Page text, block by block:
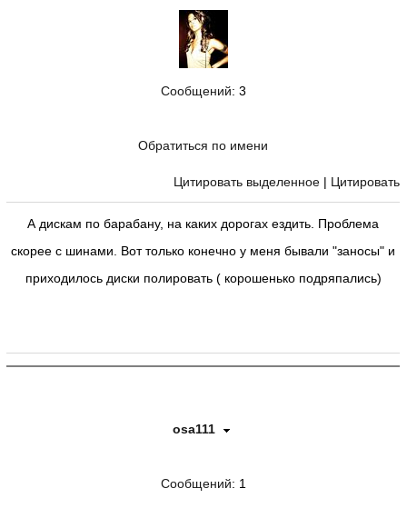
Сообщений: 3
Обратиться по имени
Цитировать выделенное | Цитировать
А дискам по барабану, на каких дорогах ездить. Проблема
скорее с шинами. Вот только конечно у меня бывали "заносы" и
приходилось диски полировать ( корошенько подряпались)
osa111
Сообщений: 1